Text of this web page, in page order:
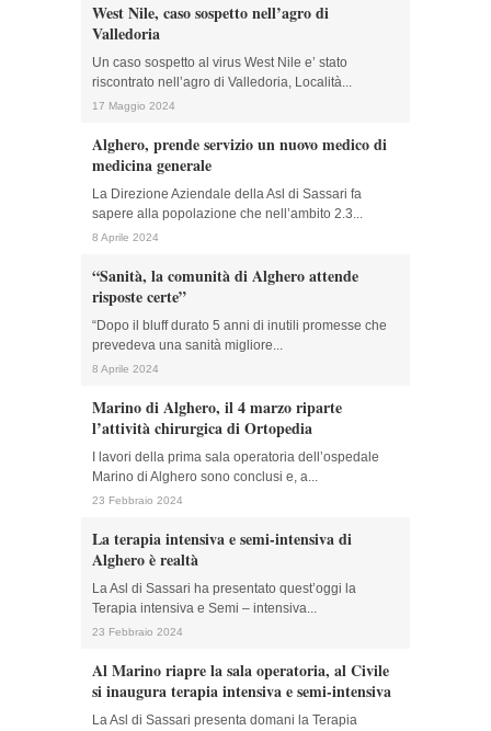
West Nile, caso sospetto nell’agro di
Valledoria
Un caso sospetto al virus West Nile e’ stato
riscontrato nell’agro di Valledoria, Località...
17 Maggio 2024
Alghero, prende servizio un nuovo medico di
medicina generale
La Direzione Aziendale della Asl di Sassari fa
sapere alla popolazione che nell’ambito 2.3...
8 Aprile 2024
“Sanità, la comunità di Alghero attende
risposte certe”
“Dopo il bluff durato 5 anni di inutili promesse che
prevedeva una sanità migliore...
8 Aprile 2024
Marino di Alghero, il 4 marzo riparte
l’attività chirurgica di Ortopedia
I lavori della prima sala operatoria dell’ospedale
Marino di Alghero sono conclusi e, a...
23 Febbraio 2024
La terapia intensiva e semi-intensiva di
Alghero è realtà
La Asl di Sassari ha presentato quest’oggi la
Terapia intensiva e Semi – intensiva...
23 Febbraio 2024
Al Marino riapre la sala operatoria, al Civile
si inaugura terapia intensiva e semi-intensiva
La Asl di Sassari presenta domani la Terapia